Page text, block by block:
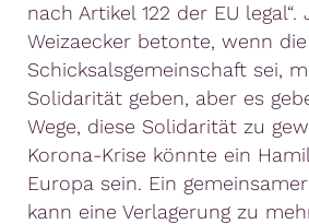
nach Artikel 122 der EU legal“.
Weizaecker betonte, wenn die
Schicksalsgemeinschaft sei,
Solidarität geben, aber es
Wege, diese Solidarität zu
Korona-Krise könnte ein
Europa sein. Ein
kann eine Verlagerung zu